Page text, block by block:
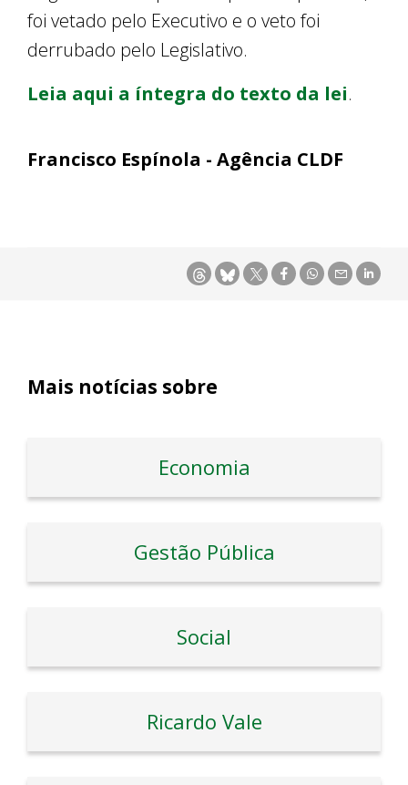
foi vetado pelo Executivo e o veto foi
derrubado pelo Legislativo.
Leia aqui a íntegra do texto da lei.
Francisco Espínola - Agência CLDF
Mais notícias sobre
Economia
Gestão Pública
Social
Ricardo Vale